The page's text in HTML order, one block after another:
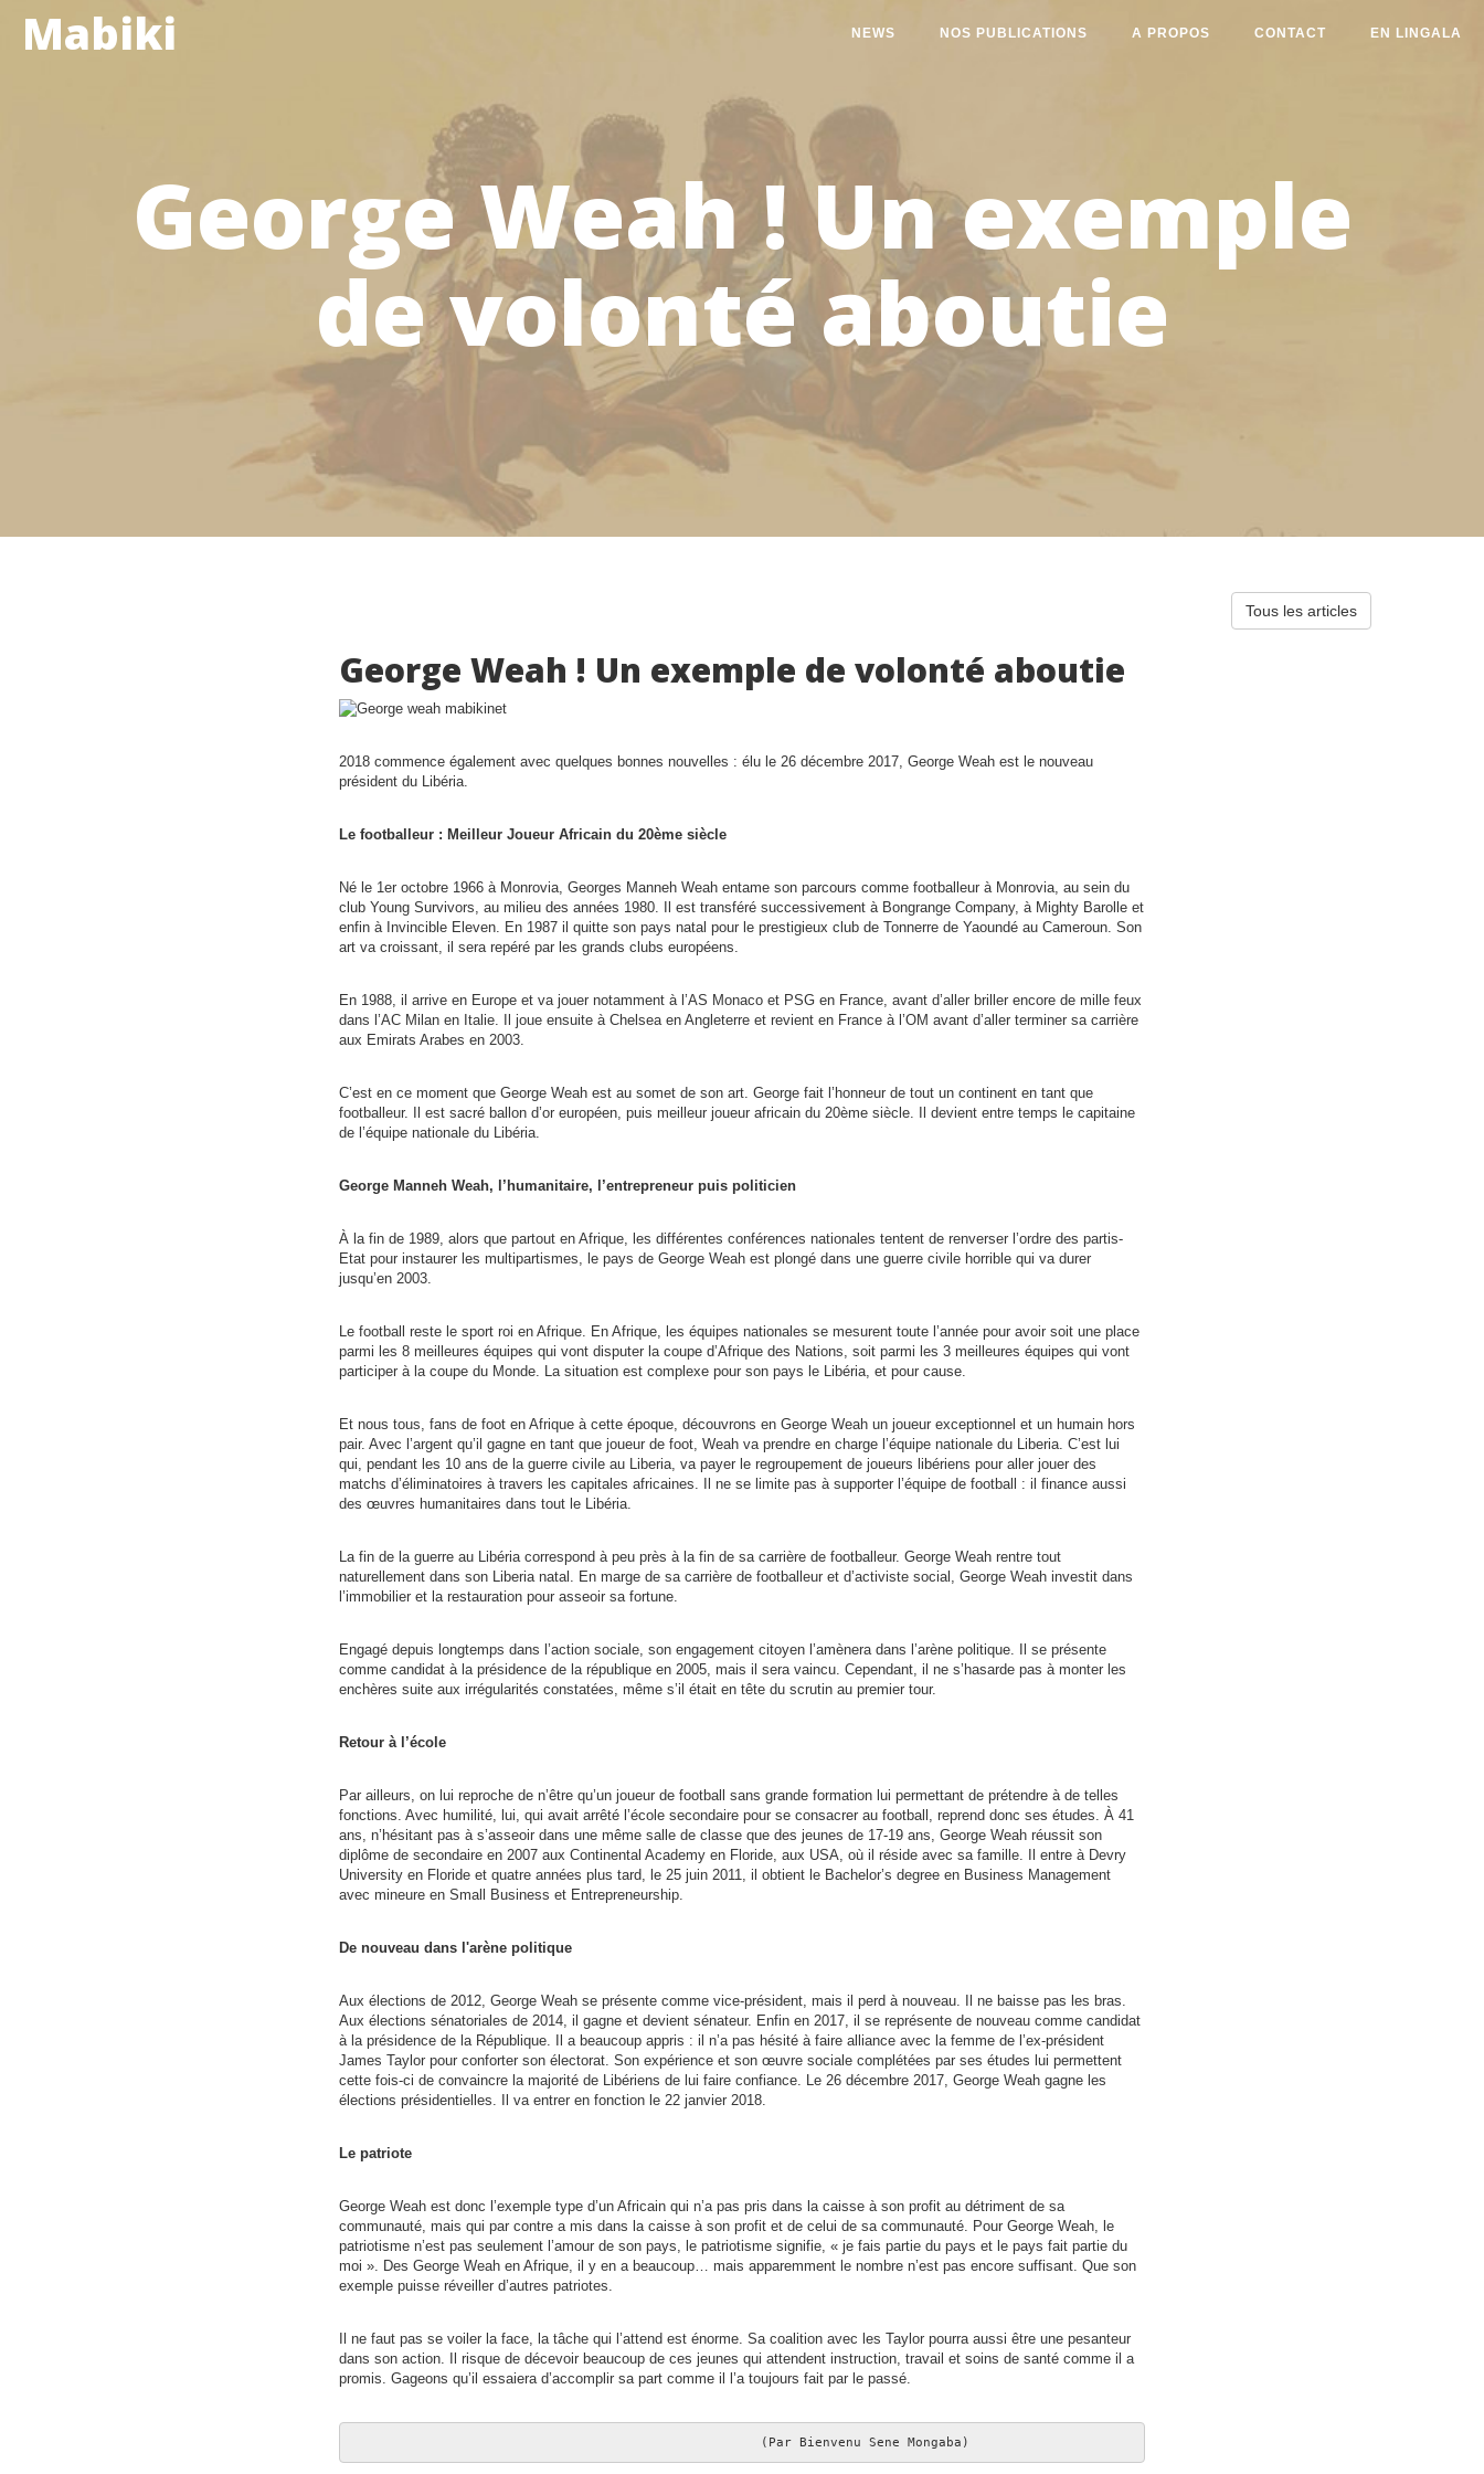
Mabiki NEWS NOS PUBLICATIONS A PROPOS CONTACT EN LINGALA
George Weah ! Un exemple
de volonté aboutie
Tous les articles
George Weah ! Un exemple de volonté aboutie
2018 commence également avec quelques bonnes nouvelles : élu le 26 décembre 2017, George Weah est le nouveau
président du Libéria.
Le footballeur : Meilleur Joueur Africain du 20ème siècle
Né le 1er octobre 1966 à Monrovia, Georges Manneh Weah entame son parcours comme footballeur à Monrovia, au sein du
club Young Survivors, au milieu des années 1980. Il est transféré successivement à Bongrange Company, à Mighty Barolle et
enfin à Invincible Eleven. En 1987 il quitte son pays natal pour le prestigieux club de Tonnerre de Yaoundé au Cameroun. Son
art va croissant, il sera repéré par les grands clubs européens.
En 1988, il arrive en Europe et va jouer notamment à l’AS Monaco et PSG en France, avant d’aller briller encore de mille feux
dans l’AC Milan en Italie. Il joue ensuite à Chelsea en Angleterre et revient en France à l’OM avant d’aller terminer sa carrière
aux Emirats Arabes en 2003.
C’est en ce moment que George Weah est au somet de son art. George fait l’honneur de tout un continent en tant que
footballeur. Il est sacré ballon d’or européen, puis meilleur joueur africain du 20ème siècle. Il devient entre temps le capitaine
de l’équipe nationale du Libéria.
George Manneh Weah, l’humanitaire, l’entrepreneur puis politicien
À la fin de 1989, alors que partout en Afrique, les différentes conférences nationales tentent de renverser l’ordre des partis-
Etat pour instaurer les multipartismes, le pays de George Weah est plongé dans une guerre civile horrible qui va durer
jusqu’en 2003.
Le football reste le sport roi en Afrique. En Afrique, les équipes nationales se mesurent toute l’année pour avoir soit une place
parmi les 8 meilleures équipes qui vont disputer la coupe d’Afrique des Nations, soit parmi les 3 meilleures équipes qui vont
participer à la coupe du Monde. La situation est complexe pour son pays le Libéria, et pour cause.
Et nous tous, fans de foot en Afrique à cette époque, découvrons en George Weah un joueur exceptionnel et un humain hors
pair. Avec l’argent qu’il gagne en tant que joueur de foot, Weah va prendre en charge l’équipe nationale du Liberia. C’est lui
qui, pendant les 10 ans de la guerre civile au Liberia, va payer le regroupement de joueurs libériens pour aller jouer des
matchs d’éliminatoires à travers les capitales africaines. Il ne se limite pas à supporter l’équipe de football : il finance aussi
des œuvres humanitaires dans tout le Libéria.
La fin de la guerre au Libéria correspond à peu près à la fin de sa carrière de footballeur. George Weah rentre tout
naturellement dans son Liberia natal. En marge de sa carrière de footballeur et d’activiste social, George Weah investit dans
l’immobilier et la restauration pour asseoir sa fortune.
Engagé depuis longtemps dans l’action sociale, son engagement citoyen l’amènera dans l’arène politique. Il se présente
comme candidat à la présidence de la république en 2005, mais il sera vaincu. Cependant, il ne s’hasarde pas à monter les
enchères suite aux irrégularités constatées, même s’il était en tête du scrutin au premier tour.
Retour à l’école
Par ailleurs, on lui reproche de n’être qu’un joueur de football sans grande formation lui permettant de prétendre à de telles
fonctions. Avec humilité, lui, qui avait arrêté l’école secondaire pour se consacrer au football, reprend donc ses études. À 41
ans, n’hésitant pas à s’asseoir dans une même salle de classe que des jeunes de 17-19 ans, George Weah réussit son
diplôme de secondaire en 2007 aux Continental Academy en Floride, aux USA, où il réside avec sa famille. Il entre à Devry
University en Floride et quatre années plus tard, le 25 juin 2011, il obtient le Bachelor’s degree en Business Management
avec mineure en Small Business et Entrepreneurship.
De nouveau dans l'arène politique
Aux élections de 2012, George Weah se présente comme vice-président, mais il perd à nouveau. Il ne baisse pas les bras.
Aux élections sénatoriales de 2014, il gagne et devient sénateur. Enfin en 2017, il se représente de nouveau comme candidat
à la présidence de la République. Il a beaucoup appris : il n’a pas hésité à faire alliance avec la femme de l’ex-président
James Taylor pour conforter son électorat. Son expérience et son œuvre sociale complétées par ses études lui permettent
cette fois-ci de convaincre la majorité de Libériens de lui faire confiance. Le 26 décembre 2017, George Weah gagne les
élections présidentielles. Il va entrer en fonction le 22 janvier 2018.
Le patriote
George Weah est donc l’exemple type d’un Africain qui n’a pas pris dans la caisse à son profit au détriment de sa
communauté, mais qui par contre a mis dans la caisse à son profit et de celui de sa communauté. Pour George Weah, le
patriotisme n’est pas seulement l’amour de son pays, le patriotisme signifie, « je fais partie du pays et le pays fait partie du
moi ». Des George Weah en Afrique, il y en a beaucoup… mais apparemment le nombre n’est pas encore suffisant. Que son
exemple puisse réveiller d’autres patriotes.
Il ne faut pas se voiler la face, la tâche qui l’attend est énorme. Sa coalition avec les Taylor pourra aussi être une pesanteur
dans son action. Il risque de décevoir beaucoup de ces jeunes qui attendent instruction, travail et soins de santé comme il a
promis. Gageons qu’il essaiera d’accomplir sa part comme il l’a toujours fait par le passé.